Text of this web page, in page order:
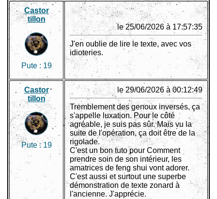
Castor
tillon
Pute : 19
le 25/06/2026 à 17:57:35
J'en oublie de lire le texte, avec vos
idioteries.
Castor
tillon
Pute :19
le 29/06/2026 à 00:12:49
Tremblement des genoux inversés, ça
s'appelle luxation. Pour le côté
agréable, je suis pas sûr. Mais vu la
suite de l'opération, ça doit être de la
rigolade.
C'est un bon tuto pour Comment
prendre soin de son intérieur, les
amatrices de feng shui vont adorer.
C'est aussi et surtout une superbe
démonstration de texte zonard à
l'ancienne. J'apprécie.